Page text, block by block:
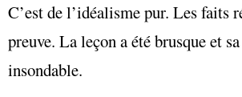
C’est de l’idéalisme pur. Les faits
preuve. La leçon a été brusque et
insondable.